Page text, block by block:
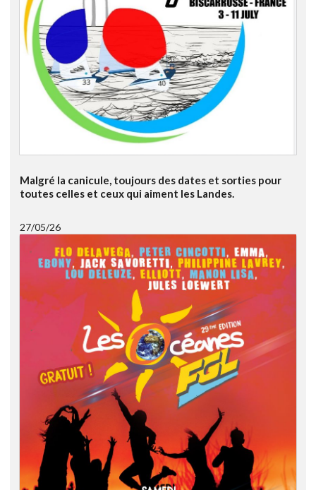
Malgré la canicule, toujours des dates et sorties pour
toutes celles et ceux qui aiment les Landes.
27/05/26